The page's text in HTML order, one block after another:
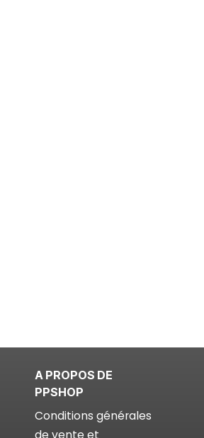
A PROPOS DE
PPSHOP
Conditions générales